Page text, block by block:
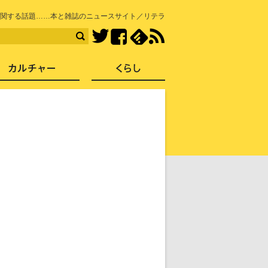
する話題……本と雑誌のニュースサイト／リテラ
TwitterFacebook
社会